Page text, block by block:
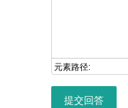
元素路径:
提交回答